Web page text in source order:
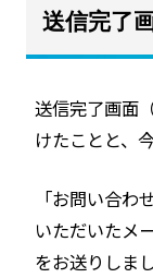
送信完了
送信完了画面
けたことと、
「お問い合
いただいたメ
をお送りしま